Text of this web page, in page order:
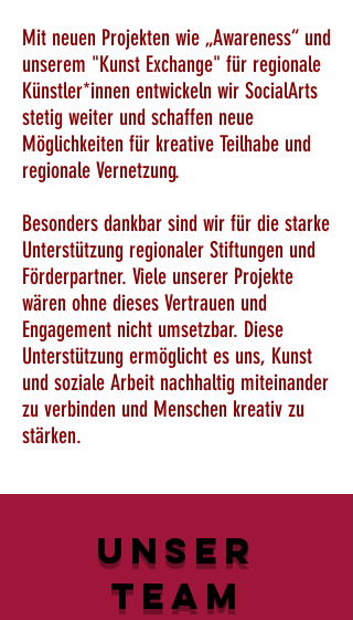
Mit neuen Projekten wie „Awareness“ und
unserem "Kunst Exchange" für regionale
Künstler*innen entwickeln wir SocialArts
stetig weiter und schaffen neue
Möglichkeiten für kreative Teilhabe und
regionale Vernetzung.
Besonders dankbar sind wir für die starke
Unterstützung regionaler Stiftungen und
Förderpartner. Viele unserer Projekte
wären ohne dieses Vertrauen und
Engagement nicht umsetzbar. Diese
Unterstützung ermöglicht es uns, Kunst
und soziale Arbeit nachhaltig miteinander
zu verbinden und Menschen kreativ zu
stärken.
Unser
Team